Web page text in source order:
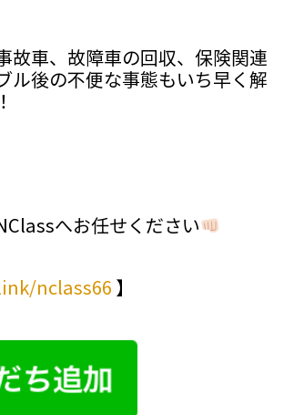
故車、故障車の回収、保険関連
ル後の不便な事態もいち早く解
へお任せください
nclass66 】